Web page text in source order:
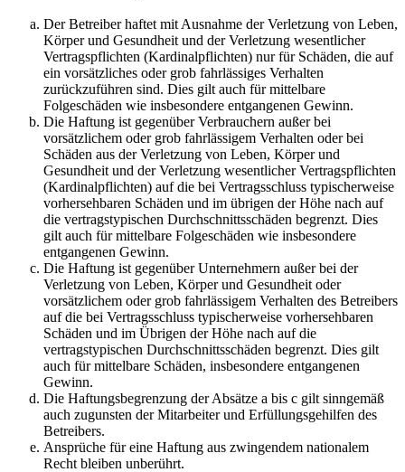
Der Betreiber haftet mit Ausnahme der Verletzung von Leben,
Körper und Gesundheit und der Verletzung wesentlicher
Vertragspflichten (Kardinalpflichten) nur für Schäden, die auf
ein vorsätzliches oder grob fahrlässiges Verhalten
zurückzuführen sind. Dies gilt auch für mittelbare
Folgeschäden wie insbesondere entgangenen Gewinn.
Die Haftung ist gegenüber Verbrauchern außer bei
vorsätzlichem oder grob fahrlässigem Verhalten oder bei
Schäden aus der Verletzung von Leben, Körper und
Gesundheit und der Verletzung wesentlicher Vertragspflichten
(Kardinalpflichten) auf die bei Vertragsschluss typischerweise
vorhersehbaren Schäden und im übrigen der Höhe nach auf
die vertragstypischen Durchschnittsschäden begrenzt. Dies
gilt auch für mittelbare Folgeschäden wie insbesondere
entgangenen Gewinn.
Die Haftung ist gegenüber Unternehmern außer bei der
Verletzung von Leben, Körper und Gesundheit oder
vorsätzlichem oder grob fahrlässigem Verhalten des Betreibers
auf die bei Vertragsschluss typischerweise vorhersehbaren
Schäden und im Übrigen der Höhe nach auf die
vertragstypischen Durchschnittsschäden begrenzt. Dies gilt
auch für mittelbare Schäden, insbesondere entgangenen
Gewinn.
Die Haftungsbegrenzung der Absätze a bis c gilt sinngemäß
auch zugunsten der Mitarbeiter und Erfüllungsgehilfen des
Betreibers.
Ansprüche für eine Haftung aus zwingendem nationalem
Recht bleiben unberührt.